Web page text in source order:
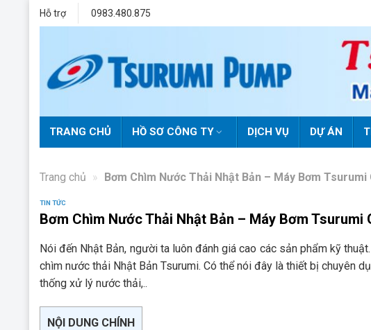
Hỗ trợ 0983.480.875
TRANG CHỦ HỒ SƠ CÔNG TY DỊCH VỤ DỰ ÁN
Trang chủ » Bơm Chìm Nước Thải Nhật Bản – Máy Bơm Tsurumi
TIN TỨC
Bơm Chìm Nước Thải Nhật Bản – Máy Bơm Tsurumi
Nói đến Nhật Bản, người ta luôn đánh giá cao các sản phẩm kỹ
chìm nước thải Nhật Bản Tsurumi. Có thể nói đây là thiết bị chuyên
thống xử lý nước thải,..
NỘI DUNG CHÍNH